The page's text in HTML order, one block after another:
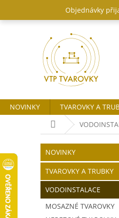
obsah
Objednávky
NOVINKY TVAROVKY A
Domů
s
r
Přeskočit
kategorie
NOVINKY
TVAROVKY A TRUBKY
VODOINSTALACE
MOSAZNÉ TVAROVKY